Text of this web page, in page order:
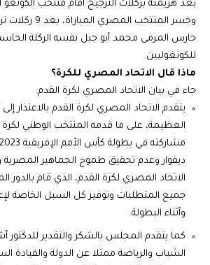
بعد هزيمته بركلات الترجيح أمام منتخب الكونغو
وخسر المنتخب
حارس المرمى محمد أبو جبل نفسه الركلة
للكونغوليين.
ماذا قال الاتحاد المصري للكرة؟
جاء في بيان الاتحاد المصري لكرة القدم:
يتقدم الاتحاد المصري لكرة القدم بالاعتذار
العظيمة، على ما قدمه المنتخب الوطني لكرة
ديفوار وعدم تحقيق طموح الجماهير
الاتحاد المصري لكرة القدم، الذي قام بالدور
جميع المتطلبات وتوفير كل السبل الخاصة
وأثناء البطولة.
كما يتقدم المجلس بالشكر والتقدير
الشباب والرياضة ممثلا عن الدولة والقيادة